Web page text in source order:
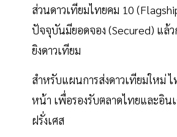
ส่วนดาวเทียมไทยคม 10
ปัจจุบันมียอดจอง (Secured) แล้
ยิงดาวเทียม
สำหรับแผนการส่งดาวเทียมใหม่
หน้า เพื่อรองรับตลาดไทยและอิน
ฝรั่งเศส